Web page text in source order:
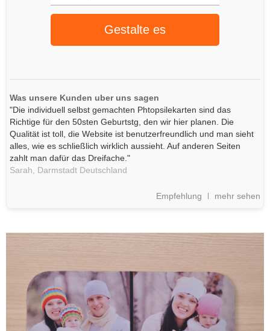
Gestalte es
Was unsere Kunden uber uns sagen
"Die individuell selbst gemachten Phtopsilekarten sind das
Richtige für den 50sten Geburtstg, den wir hier planen. Die
Qualität ist toll, die Website ist benutzerfreundlich und man sieht
alles, wie es schließlich wirklich aussieht. Auf anderen Seiten
zahlt man dafür das Dreifache."
Sarah,
Darmstadt Deutschland
Empfehlung mehr sehen